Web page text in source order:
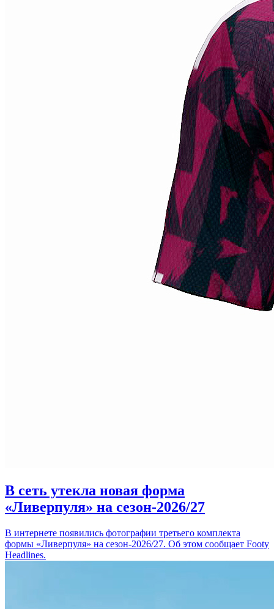
В сеть утекла новая форма
«Ливерпуля» на сезон-2026/27
В интернете появились фотографии третьего комплекта
формы «Ливерпуля» на сезон-2026/27. Об этом сообщает Footy
Headlines.